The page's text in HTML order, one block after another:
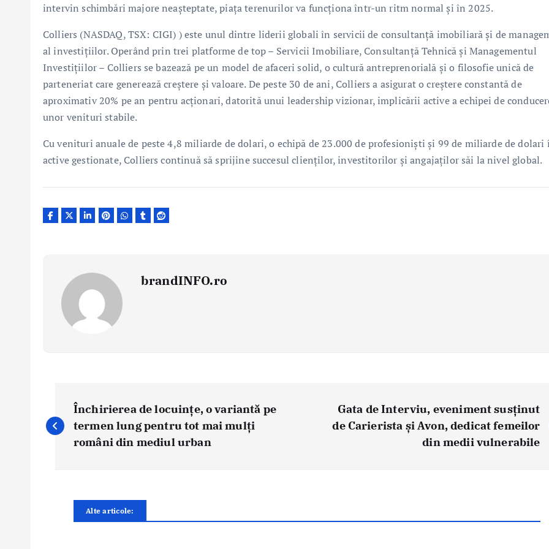
intervin schimbări majore neașteptate, piața terenurilor va funcționa într-un ritm normal și în 2025.
Colliers (NASDAQ, TSX: CIGI) ) este unul dintre liderii globali în servicii de consultanță imobiliară și de
al investițiilor. Operând prin trei platforme de top – Servicii Imobiliare, Consultanță Tehnică și Managementul
Investițiilor – Colliers se bazează pe un model de afaceri solid, o cultură antreprenorială și o filosofie unică de
parteneriat care generează creștere și valoare. De peste 30 de ani, Colliers a asigurat o creștere constantă de
aproximativ 20% pe an pentru acționari, datorită unui leadership vizionar, implicării active a echipei de
unor venituri stabile.
Cu venituri anuale de peste 4,8 miliarde de dolari, o echipă de 23.000 de profesioniști și 99 de miliarde de dolari
active gestionate, Colliers continuă să sprijine succesul clienților, investitorilor și angajaților săi la nivel global.
brandINFO.ro
v
Închirierea de locuințe, o variantă pe
termen lung pentru tot mai mulți
români din mediul urban
Gata de Interviu, eveniment susținut
de Carierista și Avon, dedicat femeilor
din medii vulnerabile
Alte articole: